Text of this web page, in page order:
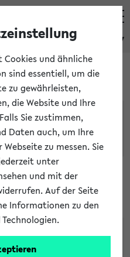
eKVV
Räume
bielefeld.de
oder suchen Sie nach
Cookies und ähnliche
sind essentiell, um die
zu gewährleisten,
die Website und Ihre
Sie zustimmen,
Daten auch, um Ihre
zu messen. Sie
unter
und mit der
Auf der Seite
Informationen zu den